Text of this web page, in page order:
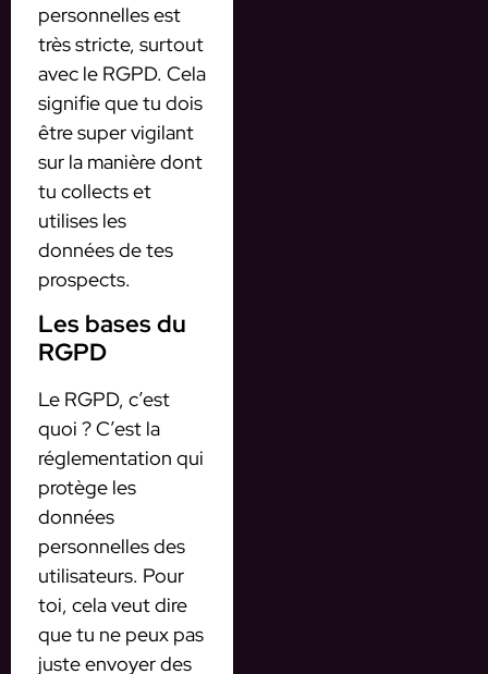
personnelles est
très stricte, surtout
avec le RGPD. Cela
signifie que tu dois
être super vigilant
sur la manière dont
tu collects et
utilises les
données de tes
prospects.
Les bases du
RGPD
Le RGPD, c’est
quoi ? C’est la
réglementation qui
protège les
données
personnelles des
utilisateurs. Pour
toi, cela veut dire
que tu ne peux pas
juste envoyer des